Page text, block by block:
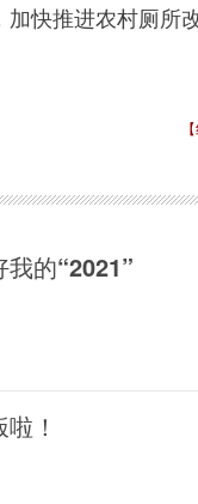
快推进农村厕所
的“2021”
！